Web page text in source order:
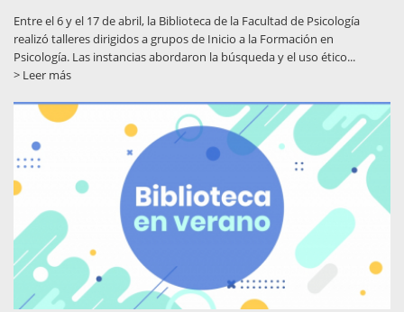
Entre el 6 y el 17 de abril, la Biblioteca de la Facultad de Psicología
realizó talleres dirigidos a grupos de Inicio a la Formación en
Psicología. Las instancias abordaron la búsqueda y el uso ético...
> Leer más